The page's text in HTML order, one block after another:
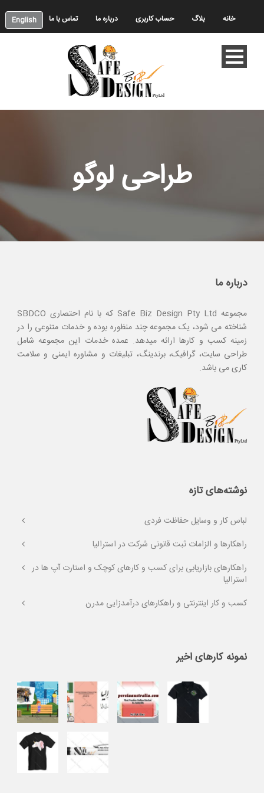
خانه بلاگ حساب کاربری درباره ما تماس با ما English
طراحی لوگو
درباره ما
مجموعه Safe Biz Design Pty Ltd که با نام احتصاری SBDCO
شناخته می شود، یک مجموعه چند منظوره بوده و خدمات متنوعی را در
زمینه کسب و کارها ارائه میدهد. عمده خدمات این مجموعه شامل
طراحی سایت، گرافیک، برندینگ، تبلیغات و مشاوره ایمنی و سلامت
کاری می باشد.
نوشته‌های تازه
لباس کار و وسایل حفاظت فردی
راهکارها و الزامات ثبت قانونی شرکت در استرالیا
راهکارهای بازاریابی برای کسب و کارهای کوچک و استارت آپ ها در
استرالیا
کسب و کار اینترنتی و راهکارهای درآمدزایی مدرن
نمونه کارهای اخیر